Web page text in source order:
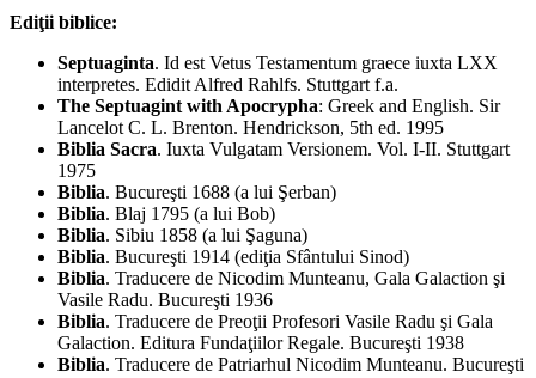
Ediţii biblice:
Septuaginta. Id est Vetus Testamentum graece iuxta LXX
interpretes. Edidit Alfred Rahlfs. Stuttgart f.a.
The Septuagint with Apocrypha: Greek and English. Sir
Lancelot C. L. Brenton. Hendrickson, 5th ed. 1995
Biblia Sacra. Iuxta Vulgatam Versionem. Vol. I-II. Stuttgart
1975
Biblia. Bucureşti 1688 (a lui Şerban)
Biblia. Blaj 1795 (a lui Bob)
Biblia. Sibiu 1858 (a lui Şaguna)
Biblia. Bucureşti 1914 (ediţia Sfântului Sinod)
Biblia. Traducere de Nicodim Munteanu, Gala Galaction şi
Vasile Radu. Bucureşti 1936
Biblia. Traducere de Preoţii Profesori Vasile Radu şi Gala
Galaction. Editura Fundaţiilor Regale. Bucureşti 1938
Biblia. Traducere de Patriarhul Nicodim Munteanu. Bucureşti